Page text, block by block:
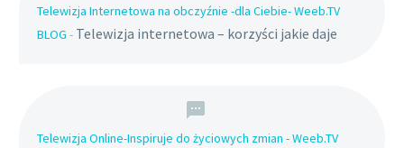
Telewizja Internetowa na obczyźnie -dla Ciebie- Weeb.TV
BLOG - Telewizja internetowa – korzyści jakie daje
Telewizja Online-Inspiruje do życiowych zmian - Weeb.TV